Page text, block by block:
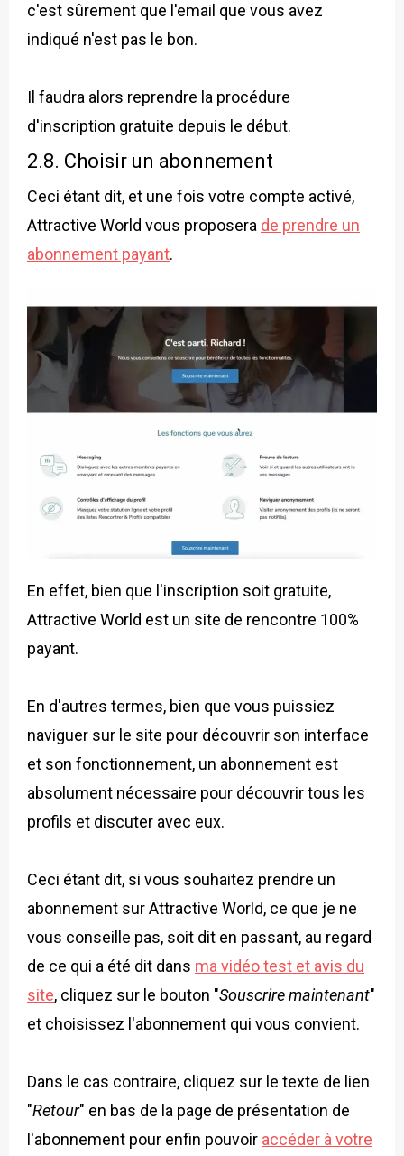
c'est sûrement que l'email que vous avez
indiqué n'est pas le bon.
Il faudra alors reprendre la procédure
d'inscription gratuite depuis le début.
2.8. Choisir un abonnement
Ceci étant dit, et une fois votre compte activé,
Attractive World vous proposera de prendre un
abonnement payant.
En effet, bien que l'inscription soit gratuite,
Attractive World est un site de rencontre 100%
payant.
En d'autres termes, bien que vous puissiez
naviguer sur le site pour découvrir son interface
et son fonctionnement, un abonnement est
absolument nécessaire pour découvrir tous les
profils et discuter avec eux.
Ceci étant dit, si vous souhaitez prendre un
abonnement sur Attractive World, ce que je ne
vous conseille pas, soit dit en passant, au regard
de ce qui a été dit dans ma vidéo test et avis du
site, cliquez sur le bouton "Souscrire maintenant"
et choisissez l'abonnement qui vous convient.
Dans le cas contraire, cliquez sur le texte de lien
"Retour" en bas de la page de présentation de
l'abonnement pour enfin pouvoir accéder à votre